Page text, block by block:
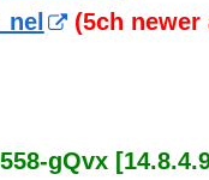
(5ch newer
gQvx